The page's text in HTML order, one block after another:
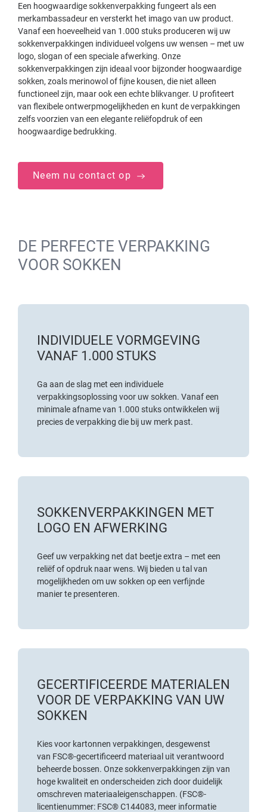
Een hoogwaardige sokkenverpakking fungeert als een
merkambassadeur en versterkt het imago van uw product.
Vanaf een hoeveelheid van 1.000 stuks produceren wij uw
sokkenverpakkingen individueel volgens uw wensen – met uw
logo, slogan of een speciale afwerking. Onze
sokkenverpakkingen zijn ideaal voor bijzonder hoogwaardige
sokken, zoals merinowol of fijne kousen, die niet alleen
functioneel zijn, maar ook een echte blikvanger. U profiteert
van flexibele ontwerpmogelijkheden en kunt de verpakkingen
zelfs voorzien van een elegante reliëfopdruk of een
hoogwaardige bedrukking.
Neem nu contact op
DE PERFECTE VERPAKKING
VOOR SOKKEN
INDIVIDUELE VORMGEVING
VANAF 1.000 STUKS
Ga aan de slag met een individuele
verpakkingsoplossing voor uw sokken. Vanaf een
minimale afname van 1.000 stuks ontwikkelen wij
precies de verpakking die bij uw merk past.
SOKKENVERPAKKINGEN MET
LOGO EN AFWERKING
Geef uw verpakking net dat beetje extra – met een
reliëf of opdruk naar wens. Wij bieden u tal van
mogelijkheden om uw sokken op een verfijnde
manier te presenteren.
GECERTIFICEERDE MATERIALEN
VOOR DE VERPAKKING VAN UW
SOKKEN
Kies voor kartonnen verpakkingen, desgewenst
van FSC®-gecertificeerd materiaal uit verantwoord
beheerde bossen. Onze sokkenverpakkingen zijn van
hoge kwaliteit en onderscheiden zich door duidelijk
omschreven materiaaleigenschappen. (FSC®-
licentienummer: FSC® C144083, meer informatie